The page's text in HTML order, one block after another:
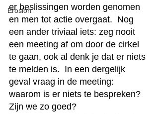
Erosion
er beslissingen worden genomen
en men tot actie overgaat.  Nog
een ander triviaal iets: zeg nooit
een meeting af om door de cirkel
te gaan, ook al denk je dat er niets
te melden is.  In een dergelijk
geval vraag in de meeting:
waarom is er niets te bespreken?
Zijn we zo goed?